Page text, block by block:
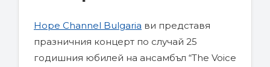
Hope Channel Bulgariа ви представя
празничния концерт по случай 25
годишния юбилей на ансамбъл “The Voice